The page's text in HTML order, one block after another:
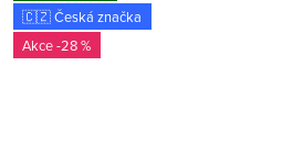
🇨🇿 Česká značka
-28 %